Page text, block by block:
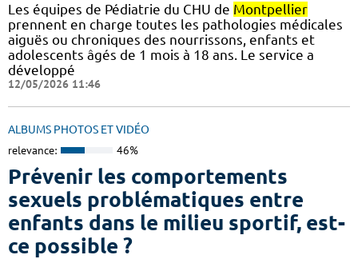
Les équipes de Pédiatrie du CHU de Montpellier
prennent en charge toutes les pathologies médicales
aiguës ou chroniques des nourrissons, enfants et
adolescents âgés de 1 mois à 18 ans. Le service a
développé
12/05/2026 11:46
ALBUMS PHOTOS ET VIDÉO
relevance: 46%
Prévenir les comportements
sexuels problématiques entre
enfants dans le milieu sportif, est-
ce possible ?